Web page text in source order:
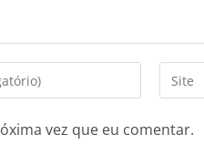
vez que eu comentar.